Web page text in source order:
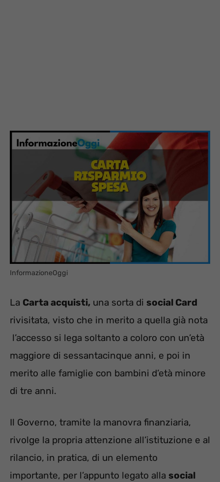
InformazioneOggi
La Carta acquisti, una sorta di social Card
rivisitata, visto che in merito a quella già nota
l’accesso si lega soltanto a coloro con un’età
maggiore di sessantacinque anni, e poi in
merito alle famiglie con bambini d’età minore
di tre anni.
Il Governo, tramite la manovra finanziaria,
rivolge la propria attenzione all’istituzione e al
rilancio, in pratica, di un elemento
importante, per l’appunto legato alla social